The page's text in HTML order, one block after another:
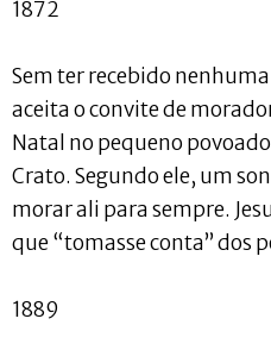
1872
Sem ter recebido
aceita o convite de
Natal no pequeno
Crato. Segundo ele, um
morar ali para sempre.
que “tomasse conta” dos
1889